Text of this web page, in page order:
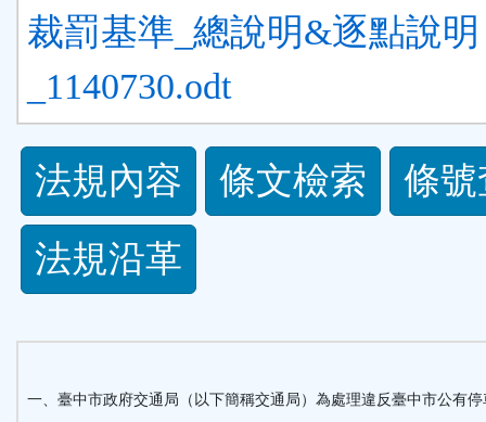
裁罰基準_總說明&逐點說明
_1140730.odt
法
規
功
能
法規內容 條文檢索
條
法規沿革
一、臺中市政府交通局（以下簡稱交通局）為處理違反臺中市公有停